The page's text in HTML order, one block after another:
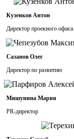
Кузенков Антон
Директор проекного офиса
Сазанов Олег
Директор по развитию
Мишунина Мария
PR-директор